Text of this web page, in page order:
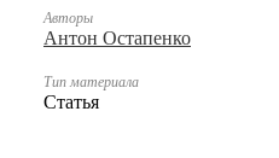
Авторы
Антон Остапенко
Тип материала
Статья